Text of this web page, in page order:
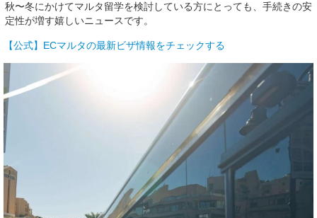
秋〜冬にかけてマルタ留学を検討している方にとっても、手続きの安
定性が増す嬉しいニュースです。
【公式】ECマルタの最新ビザ情報をチェックする